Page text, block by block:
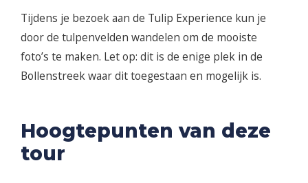
Tijdens je bezoek aan de Tulip Experience kun je
door de tulpenvelden wandelen om de mooiste
foto’s te maken. Let op: dit is de enige plek in de
Bollenstreek waar dit toegestaan en mogelijk is.
Hoogtepunten van deze
tour